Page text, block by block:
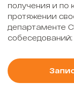
получения и по
протяжении
департаменте
собеседований;